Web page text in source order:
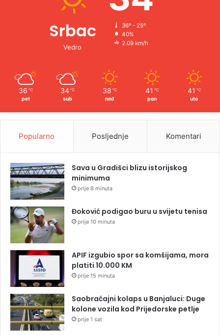
Srbac
Vedro
36º - 25º
40%
2.09 km/h
36 ℃
pet
34 ℃
sub
38 ℃
ned
41 ℃
pon
41 ℃
uto
Popularno Posljednje Komentari
Sava u Gradišci blizu istorijskog
minimuma
prije 8 minuta
Đoković podigao buru u svijetu tenisa
prije 10 minuta
APIF izgubio spor sa komšijama, mora
platiti 10.000 KM
prije 15 minuta
Saobraćajni kolaps u Banjaluci: Duge
kolone vozila kod Prijedorske petlje
prije 1 sat